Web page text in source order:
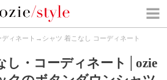
ィネート → シャツ 着こなし コーディネート
し・コーディネート│ozie